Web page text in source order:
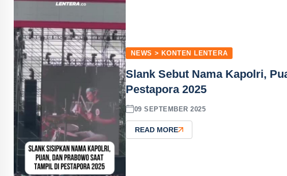
NEWS > KONTEN LENTERA
Slank Sebut Nama Kapolri,
Pestapora 2025
09 SEPTEMBER 2025
READ MORE